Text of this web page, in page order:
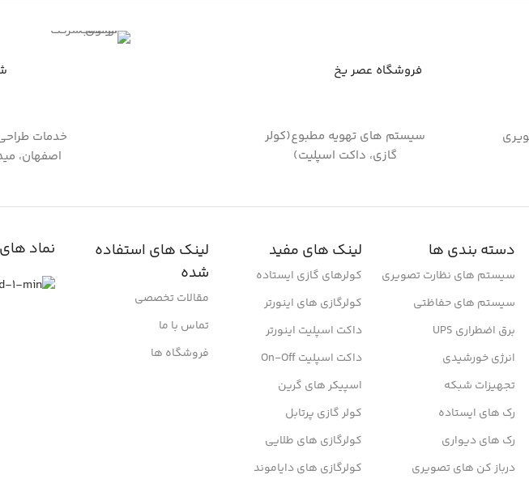
فروشگاه عصر یخ
سیستم های تهویه مطبوع(کولر
گازی، داکت اسپلیت)
خدمات
اصفهان،
دسته بندی ها
سیستم های نظارت تصویری
سیستم های حفاظتی
برق اضطراری UPS
انرژی خورشیدی
تجهیزات شبکه
رک های ایستاده
رک های دیواری
درباز کن های تصویری
لینک های مفید
کولرهای گازی ایستاده
کولرگازی های اینورتر
داکت اسپلیت اینورتر
داکت اسپلیت On-Off
اسپیکر های گرین
کولر گازی پرتابل
کولرگازی های طلایی
کولرگازی های دایاموند
لینک های استفاده
شده
مقالات تخصصی
تماس با ما
فروشگاه ها
نماد